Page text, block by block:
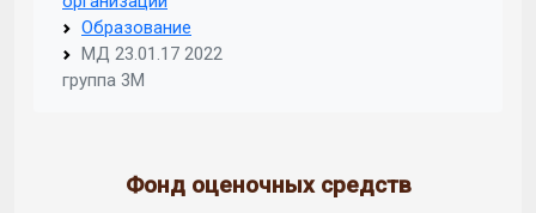
Образование
МД 23.01.17 2022
группа 3М
Фонд оценочных средств